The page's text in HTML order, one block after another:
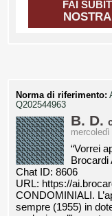
FAI
Norma di riferimento:
Q202544963
B. D.
“Vorrei
Brocardi
Chat ID: 8606
URL: https://
CONDOMINIALI.
sempre (1955) in